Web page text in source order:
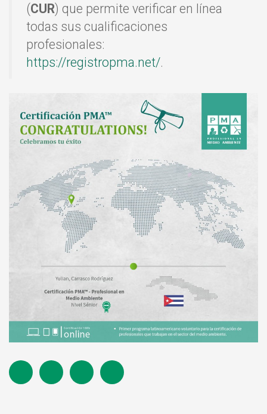
(CUR) que permite verificar en línea
todas sus cualificaciones
profesionales:
https://registropma.net/.